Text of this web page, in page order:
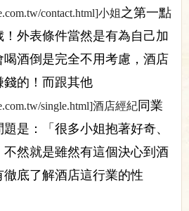
contact.html]小姐之第一點
外表條件當然是有為自己加
酒倒是完全不用考慮，酒店
的！而跟其他
single.html]酒店經紀同業
是：「很多小姐抱著好奇、
然就是雖然有這個決心到酒
底了解酒店這行業的性